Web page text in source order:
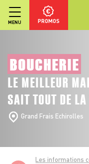
MENU PROMOS
BOUCHERIE
LE MEILLEUR
SAIT TOUT DE LA
Grand Frais Echirolles
Les informations